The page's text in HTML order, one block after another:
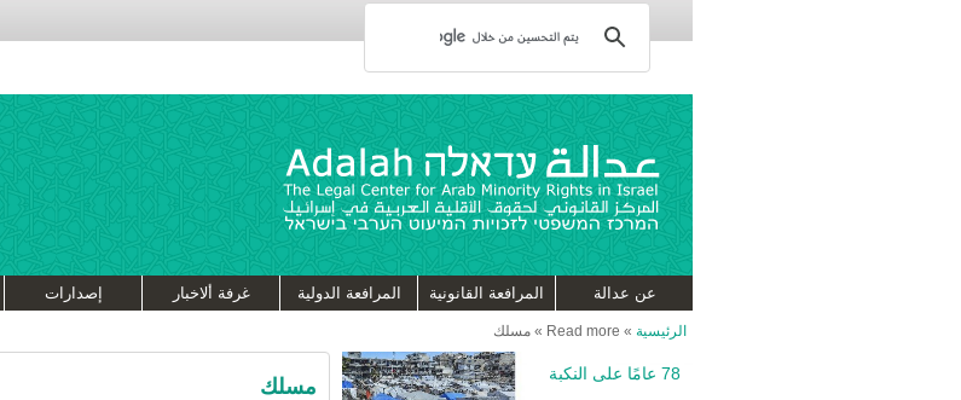
عن عدالة المرافعة القانونية المرافعة الدولية غرفة ألاخبار إصدارات
الرئيسية »
Read more
» مسلك
78 عامًا على النكبة
مسلك